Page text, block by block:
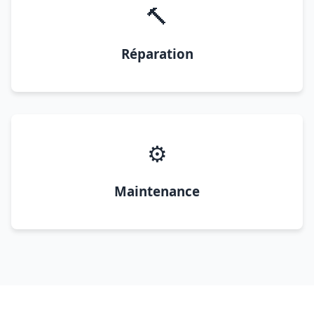
🔨
Réparation
⚙️
Maintenance